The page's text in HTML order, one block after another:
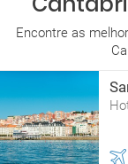
Encontre as